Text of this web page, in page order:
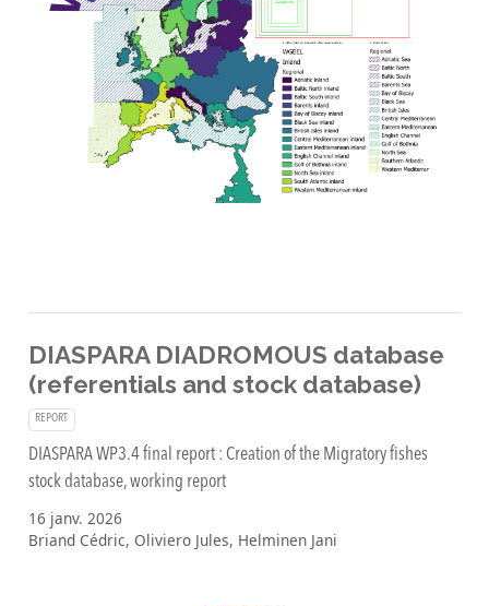
DIASPARA DIADROMOUS database
(referentials and stock database)
REPORT
DIASPARA WP3.4 final report : Creation of the Migratory fishes
stock database, working report
16 janv. 2026
Briand Cédric, Oliviero Jules, Helminen Jani